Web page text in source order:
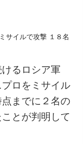
るロシア軍
ロをミサイル
までに２名の
とが判明して